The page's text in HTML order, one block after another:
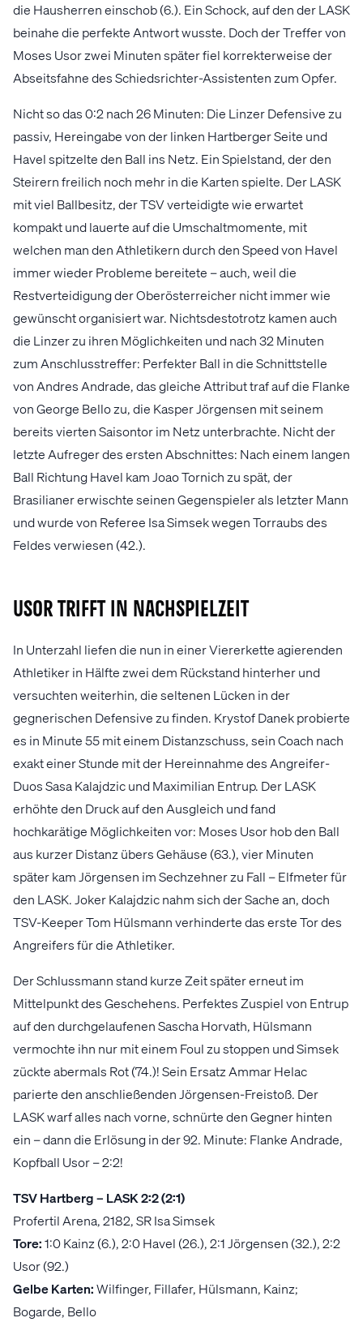
die Hausherren einschob (6.). Ein Schock, auf den der LASK
beinahe die perfekte Antwort wusste. Doch der Treffer von
Moses Usor zwei Minuten später fiel korrekterweise der
Abseitsfahne des Schiedsrichter-Assistenten zum Opfer.
Nicht so das 0:2 nach 26 Minuten: Die Linzer Defensive zu
passiv, Hereingabe von der linken Hartberger Seite und
Havel spitzelte den Ball ins Netz. Ein Spielstand, der den
Steirern freilich noch mehr in die Karten spielte. Der LASK
mit viel Ballbesitz, der TSV verteidigte wie erwartet
kompakt und lauerte auf die Umschaltmomente, mit
welchen man den Athletikern durch den Speed von Havel
immer wieder Probleme bereitete – auch, weil die
Restverteidigung der Oberösterreicher nicht immer wie
gewünscht organisiert war. Nichtsdestotrotz kamen auch
die Linzer zu ihren Möglichkeiten und nach 32 Minuten
zum Anschlusstreffer: Perfekter Ball in die Schnittstelle
von Andres Andrade, das gleiche Attribut traf auf die Flanke
von George Bello zu, die Kasper Jörgensen mit seinem
bereits vierten Saisontor im Netz unterbrachte. Nicht der
letzte Aufreger des ersten Abschnittes: Nach einem langen
Ball Richtung Havel kam Joao Tornich zu spät, der
Brasilianer erwischte seinen Gegenspieler als letzter Mann
und wurde von Referee Isa Simsek wegen Torraubs des
Feldes verwiesen (42.).
Usor trifft in Nachspielzeit
In Unterzahl liefen die nun in einer Viererkette agierenden
Athletiker in Hälfte zwei dem Rückstand hinterher und
versuchten weiterhin, die seltenen Lücken in der
gegnerischen Defensive zu finden. Krystof Danek probierte
es in Minute 55 mit einem Distanzschuss, sein Coach nach
exakt einer Stunde mit der Hereinnahme des Angreifer-
Duos Sasa Kalajdzic und Maximilian Entrup. Der LASK
erhöhte den Druck auf den Ausgleich und fand
hochkarätige Möglichkeiten vor: Moses Usor hob den Ball
aus kurzer Distanz übers Gehäuse (63.), vier Minuten
später kam Jörgensen im Sechzehner zu Fall – Elfmeter für
den LASK. Joker Kalajdzic nahm sich der Sache an, doch
TSV-Keeper Tom Hülsmann verhinderte das erste Tor des
Angreifers für die Athletiker.
Der Schlussmann stand kurze Zeit später erneut im
Mittelpunkt des Geschehens. Perfektes Zuspiel von Entrup
auf den durchgelaufenen Sascha Horvath, Hülsmann
vermochte ihn nur mit einem Foul zu stoppen und Simsek
zückte abermals Rot (74.)! Sein Ersatz Ammar Helac
parierte den anschließenden Jörgensen-Freistoß. Der
LASK warf alles nach vorne, schnürte den Gegner hinten
ein – dann die Erlösung in der 92. Minute: Flanke Andrade,
Kopfball Usor – 2:2!
TSV Hartberg – LASK 2:2 (2:1)
Profertil Arena, 2182, SR Isa Simsek
Tore:1:0 Kainz (6.), 2:0 Havel (26.), 2:1 Jörgensen (32.), 2:2
Usor (92.)
Gelbe Karten:Wilfinger, Fillafer, Hülsmann, Kainz;
Bogarde, Bello